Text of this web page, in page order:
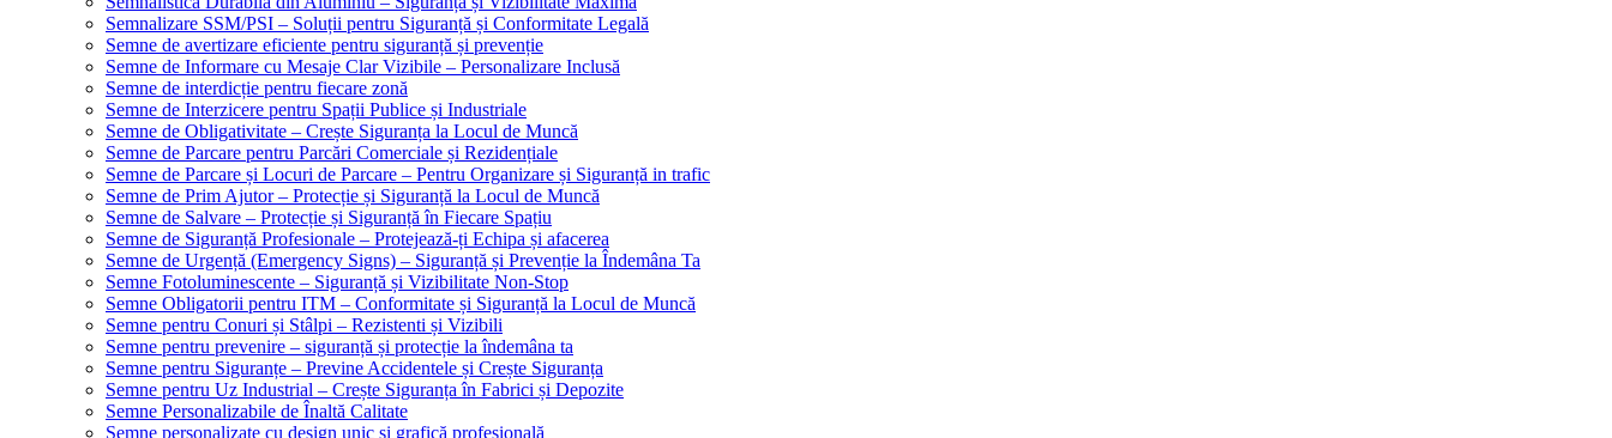
Semnalizare SSM/PSI – Soluții pentru Siguranță și Conformitate Legală
Semne de avertizare eficiente pentru siguranță și prevenție
Semne de Informare cu Mesaje Clar Vizibile – Personalizare Inclusă
Semne de interdicție pentru fiecare zonă
Semne de Interzicere pentru Spații Publice și Industriale
Semne de Obligativitate – Crește Siguranța la Locul de Muncă
Semne de Parcare pentru Parcări Comerciale și Rezidențiale
Semne de Parcare și Locuri de Parcare – Pentru Organizare și Siguranță in trafic
Semne de Prim Ajutor – Protecție și Siguranță la Locul de Muncă
Semne de Salvare – Protecție și Siguranță în Fiecare Spațiu
Semne de Siguranță Profesionale – Protejează-ți Echipa și afacerea
Semne de Urgență (Emergency Signs) – Siguranță și Prevenție la Îndemâna Ta
Semne Fotoluminescente – Siguranță și Vizibilitate Non-Stop
Semne Obligatorii pentru ITM – Conformitate și Siguranță la Locul de Muncă
Semne pentru Conuri și Stâlpi – Rezistenti și Vizibili
Semne pentru prevenire – siguranță și protecție la îndemâna ta
Semne pentru Siguranțe – Previne Accidentele și Crește Siguranța
Semne pentru Uz Industrial – Crește Siguranța în Fabrici și Depozite
Semne Personalizabile de Înaltă Calitate
Semne personalizate cu design unic și grafică profesională